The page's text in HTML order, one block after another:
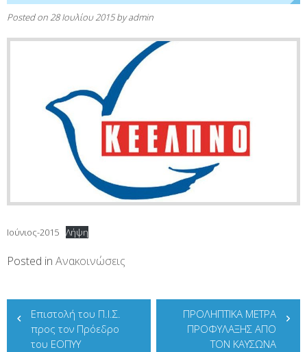
Posted on 28 Ιουλίου 2015byadmin
Ιούνιος-2015 Λήψη
Posted in Ανακοινώσεις
Πλοήγηση
άρθρων
Επιστολή του Π.Ι.Σ.
προς τον Πρόεδρο
του ΕΟΠΥΥ
ΠΡΟΛΗΠΤΙΚΑ ΜΕΤΡΑ
ΠΡΟΦΥΛΑΞΗΣ ΑΠΟ
ΤΟΝ ΚΑΥΣΩΝΑ